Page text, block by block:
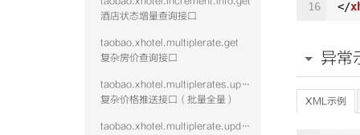
酒店状态增量查询接口
taobao.xhotel.multiplerate.get
复杂房价查询接口
taobao.xhotel.multiplerates.update
复杂价格推送接口（批量全量）
taobao.xhotel.multiplerate.update
16
</
异常
XML示例